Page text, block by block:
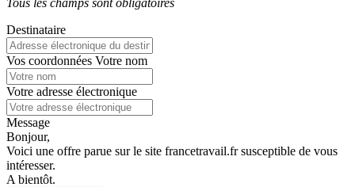
Destinataire
Vos coordonnées Votre nom
Votre adresse électronique
Message
Bonjour,
Voici une offre parue sur le site francetravail.fr susceptible de vous
intéresser.
A bientôt.